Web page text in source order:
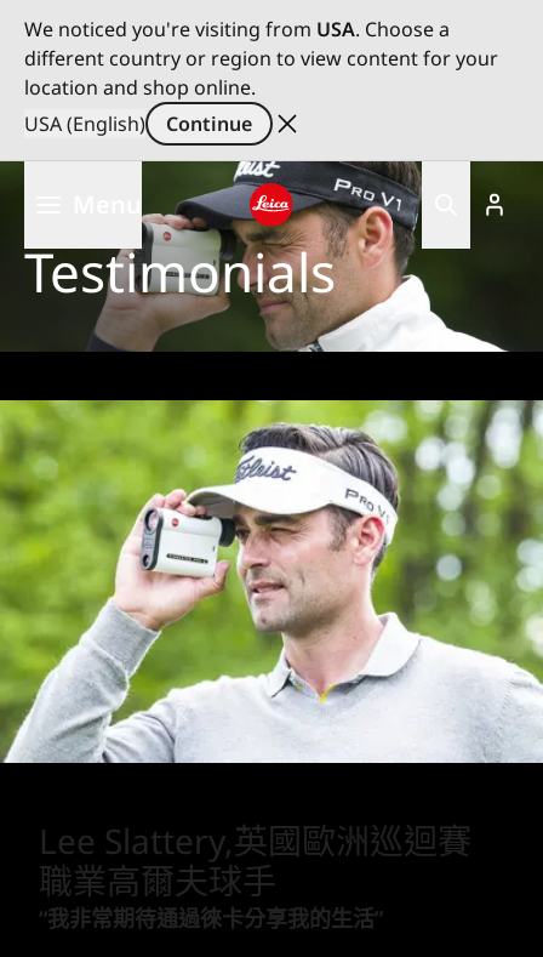
We noticed you're visiting from USA. Choose a
different country or region to view content for your
location and shop online.
USA (English)
Continue
content
Leica logo - Home
Testimonials
Lee Slattery,英國歐洲巡迴賽
職業高爾夫球手
“我非常期待通過徠卡分享我的生活”